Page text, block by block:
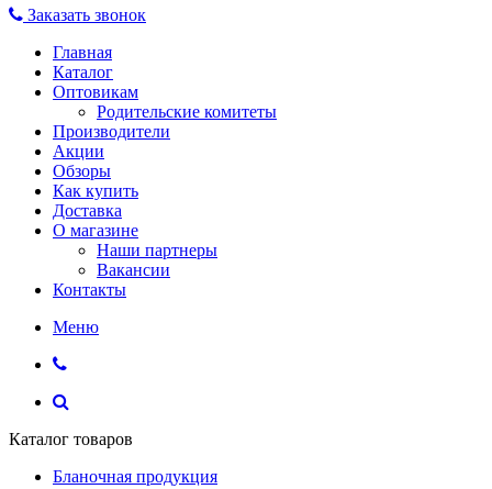
Заказать звонок
Главная
Каталог
Оптовикам
Родительские комитеты
Производители
Акции
Обзоры
Как купить
Доставка
О магазине
Наши партнеры
Вакансии
Контакты
Меню
Каталог товаров
Бланочная продукция